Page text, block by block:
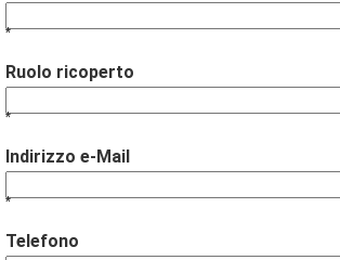
*
Ruolo ricoperto
*
Indirizzo e-Mail
*
Telefono